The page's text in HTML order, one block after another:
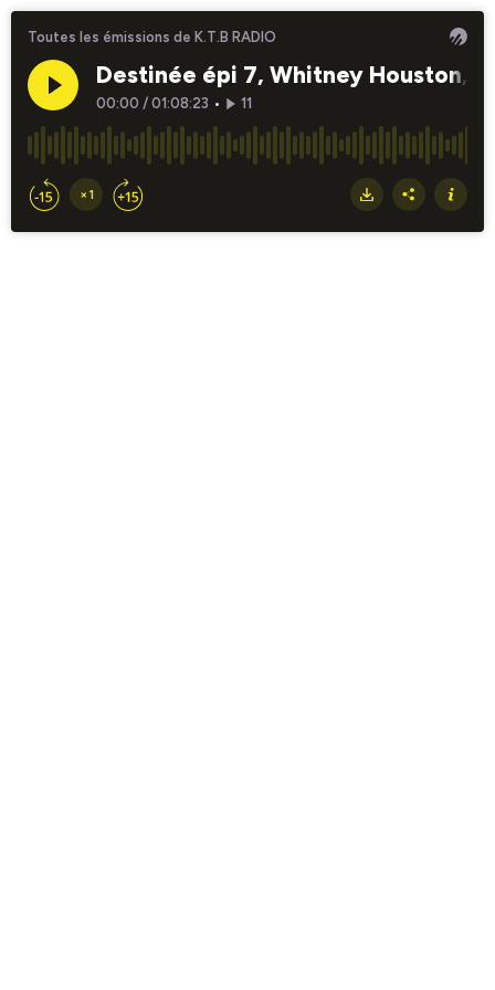
Toutes les émissions de K.T.B RADIO
Destinée épi 7, Whitney Houston,
00:00 / 01:08:23 • 11
×1